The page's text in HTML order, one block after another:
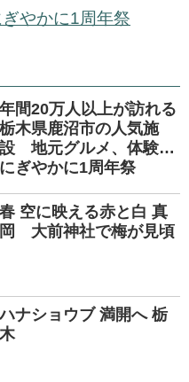
やかに1周年祭
年間20万人以上が訪れる
栃木県鹿沼市の人気施
設 地元グルメ、体験…
にぎやかに1周年祭
春 空に映える赤と白 真
岡 大前神社で梅が見頃
ハナショウブ 満開へ 栃
木